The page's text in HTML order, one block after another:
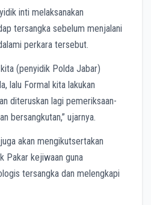
inti melaksanakan
tersangka sebelum menjalani
perkara tersebut.
(penyidik Polda Jabar)
lalu Formal kita lakukan
diteruskan lagi pemeriksaan-
bersangkutan,” ujarnya.
akan mengikutsertakan
Pakar kejiwaan guna
tersangka dan melengkapi